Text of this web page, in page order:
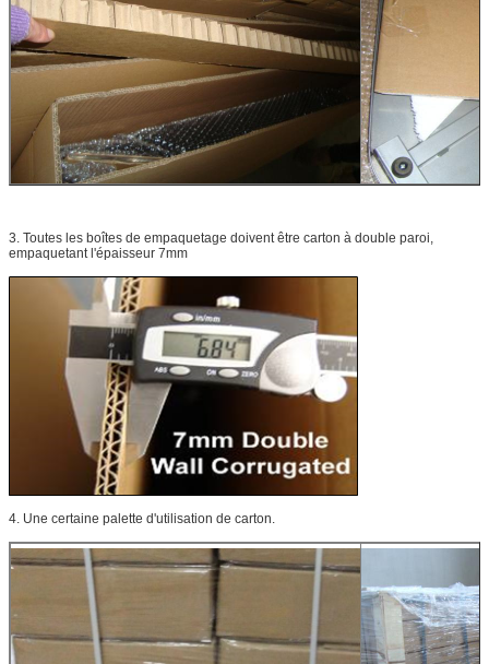
3. Toutes les boîtes de empaquetage doivent être carton à double paroi,
empaquetant l'épaisseur 7mm
4. Une certaine palette d'utilisation de carton.